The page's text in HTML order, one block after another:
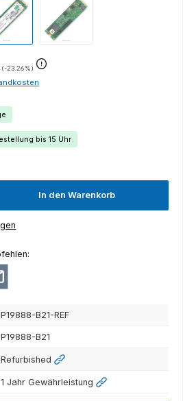
(-23.26%)
bis 15 Uhr
Wert ein oder benutze die Schaltflächen um die
In den Warenkorb
P19888-B21-REF
P19888-B21
Refurbished
1 Jahr Gewährleistung